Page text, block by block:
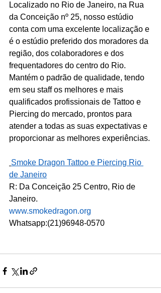
Localizado no Rio de Janeiro, na Rua
da Conceição nº 25, nosso estúdio
conta com uma excelente localização e
é o estúdio preferido dos moradores da
região, dos colaboradores e dos
frequentadores do centro do Rio.
Mantém o padrão de qualidade, tendo
em seu staff os melhores e mais
qualificados profissionais de Tattoo e
Piercing do mercado, prontos para
atender a todas as suas expectativas e
proporcionar as melhores experiências.
Smoke Dragon Tattoo e Piercing Rio
de Janeiro
R: Da Conceição 25 Centro, Rio de
Janeiro.
www.smokedragon.org
Whatsapp:(21)96948-0570